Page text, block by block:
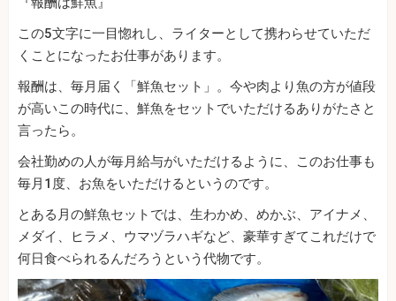
この5文字に一目惚れし、ライターとして携わらせていただ
くことになったお仕事があります。
報酬は、毎月届く「鮮魚セット」。今や肉より魚の方が値段
が高いこの時代に、鮮魚をセットでいただけるありがたさと
言ったら。
会社勤めの人が毎月給与がいただけるように、このお仕事も
毎月1度、お魚をいただけるというのです。
とある月の鮮魚セットでは、生わかめ、めかぶ、アイナメ、
メダイ、ヒラメ、ウマヅラハギなど、豪華すぎてこれだけで
何日食べられるんだろうという代物です。